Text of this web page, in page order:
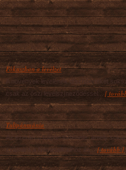
Fókuszban a levélzet
A növények levelének díszítőértékét
csak az őszi levélszíneződéssel...[
Tulipánmánia
Az ezerarcú tulipán története, amely
számára a Németalföldhöz és...[ tovább ]